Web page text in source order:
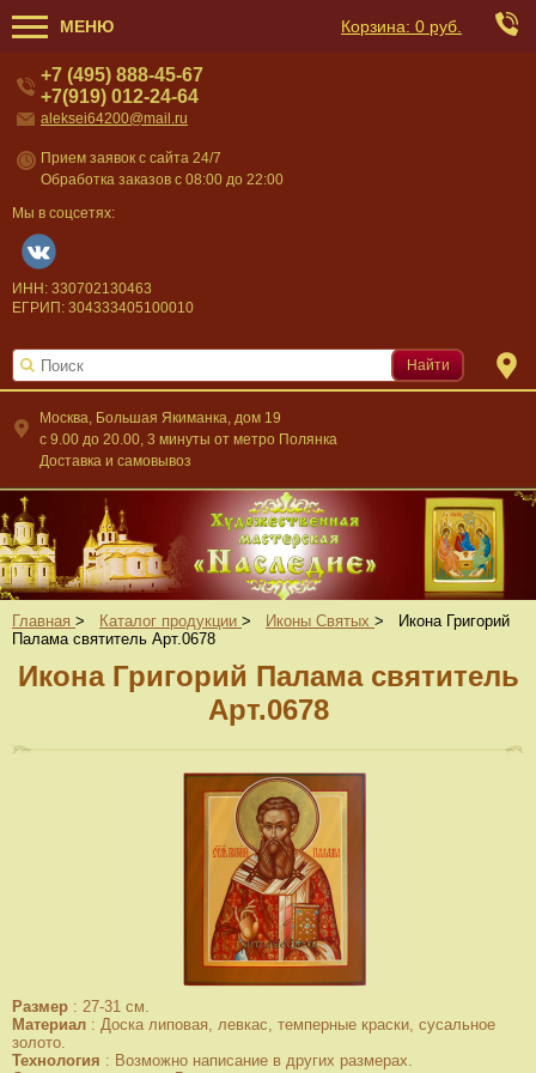
МЕНЮ Корзина: 0 руб.
Москва, Большая Якиманка, дом 19
c 9.00 до 20.00, 3 минуты от метро Полянка
Доставка и самовывоз
+7 (495) 888-45-67
+7(919) 012-24-64
aleksei64200@mail.ru
Прием заявок с сайта 24/7
Обработка заказов с 08:00 до 22:00
Мы в соцсетях:
ИНН: 330702130463
ЕГРИП: 304333405100010
Найти
Главная > Каталог продукции > Иконы Святых >
Икона Григорий
Палама святитель Арт.0678
Икона Григорий Палама святитель
Арт.0678
Размер : 27-31 см.
Материал : Доска липовая, левкас, темперные краски, сусальное
золото.
Технология : Возможно написание в других размерах.